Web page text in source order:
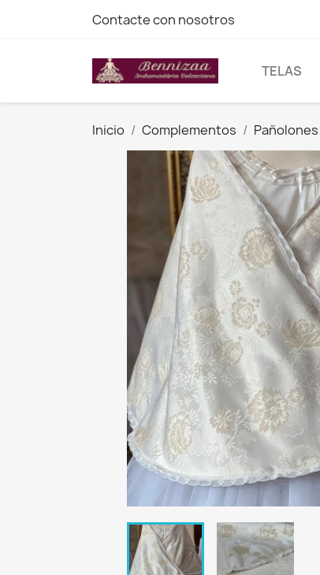
Contacte con nosotros
TELAS
Inicio Complementos Pañolones